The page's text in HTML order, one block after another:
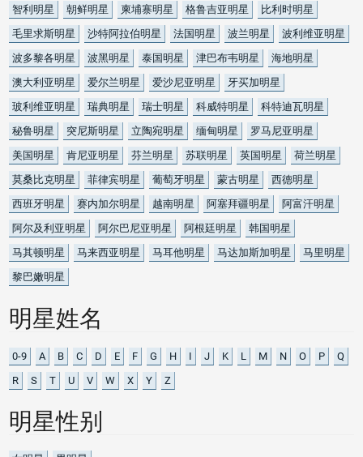
智利明星
朝鲜明星 柬埔寨明星 格鲁吉亚明星
比利时明星
毛里求斯明星
沙特阿拉伯明星 法国明星 波兰明星
波利维亚明星
波多黎各明星
波黑明星 泰国明星 津巴布韦明星
海地明星
澳大利亚明星
爱尔兰明星 爱沙尼亚明星
牙买加明星
玻利维亚明星
瑞典明星 瑞士明星 科威特明星
科特迪瓦明星
秘鲁明星
突尼斯明星 立陶宛明星 缅甸明星
罗马尼亚明星
美国明星
肯尼亚明星 芬兰明星 苏联明星 英国明星
荷兰明星
莫桑比克明星
菲律宾明星 葡萄牙明星 蒙古明星
西德明星
西班牙明星
赛内加尔明星 越南明星 阿塞拜疆明星
阿富汗明星
阿尔及利亚明星
阿尔巴尼亚明星 阿根廷明星
韩国明星
马其顿明星
马来西亚明星 马耳他明星 马达加斯加明星
马里明星
黎巴嫩明星
明星姓名
0-9 A B C D E F G H I J K L M N O P
Q
R
S T U V W X Y Z
明星性别